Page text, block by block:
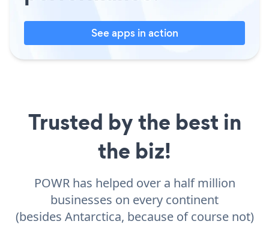
See apps in action
Trusted by the best in
the biz!
POWR has helped over a half million
businesses on every continent
(besides Antarctica, because of course not)